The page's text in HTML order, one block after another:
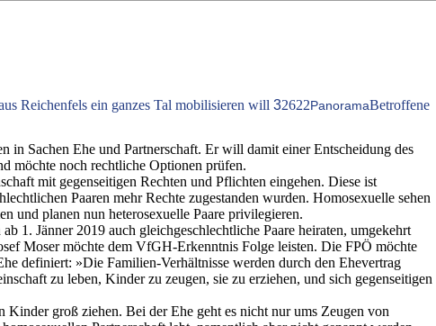
Reichenfels ein ganzes Tal mobilisieren will 32622PanoramaBetroffene
Sachen Ehe und Partnerschaft. Er will damit einer Entscheidung des
möchte noch rechtliche Optionen prüfen.
mit gegenseitigen Rechten und Pflichten eingehen. Diese ist
Paaren mehr Rechte zugestanden wurden. Homosexuelle sehen
und planen nun heterosexuelle Paare privilegieren.
1. Jänner 2019 auch gleichgeschlechtliche Paare heiraten, umgekehrt
Moser möchte dem VfGH-Erkenntnis Folge leisten. Die FPÖ möchte
definiert: »Die Familien-Verhältnisse werden durch den Ehevertrag
zu leben, Kinder zu zeugen, sie zu erziehen, und sich gegenseitigen
groß ziehen. Bei der Ehe geht es nicht nur ums Zeugen von